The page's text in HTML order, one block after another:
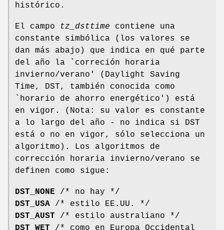
histórico.
El campo tz_dsttime contiene una
constante simbólica (los valores se
dan más abajo) que indica en qué parte
del año la `correción horaria
invierno/verano' (Daylight Saving
Time, DST, también conocida como
`horario de ahorro energético') está
en vigor. (Nota: su valor es constante
a lo largo del año - no indica si DST
está o no en vigor, sólo selecciona un
algoritmo). Los algoritmos de
corrección horaria invierno/verano se
definen como sigue:
DST_NONE /* no hay */
DST_USA /* estilo EE.UU. */
DST_AUST /* estilo australiano */
DST_WET /* como en Europa Occidental